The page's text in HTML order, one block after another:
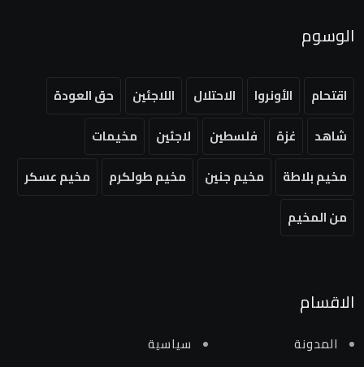
الوسوم
اقتحام الأونروا الاحتلال اللاجئين
حق العودة
شاهد
غزة فلسطين لاجئين
مخيمات
مخيم بلاطة
مخيم جنين مخيم طولكرم
مخيم عسكر
من المخيم
الاقسام
المدونة
سياسية